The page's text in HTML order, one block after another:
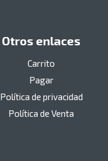
Otros enlaces
Carrito
Pagar
Política de privacidad
Política de Venta